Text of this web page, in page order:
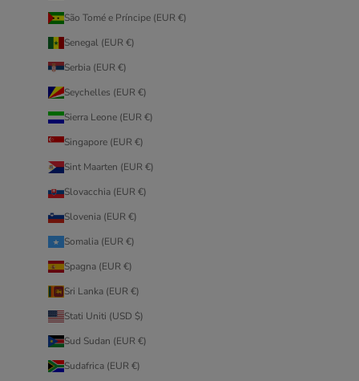
São Tomé e Príncipe (EUR €)
Senegal (EUR €)
Serbia (EUR €)
Seychelles (EUR €)
Sierra Leone (EUR €)
Singapore (EUR €)
Sint Maarten (EUR €)
Slovacchia (EUR €)
Slovenia (EUR €)
Somalia (EUR €)
Spagna (EUR €)
Sri Lanka (EUR €)
Stati Uniti (USD $)
Sud Sudan (EUR €)
Sudafrica (EUR €)